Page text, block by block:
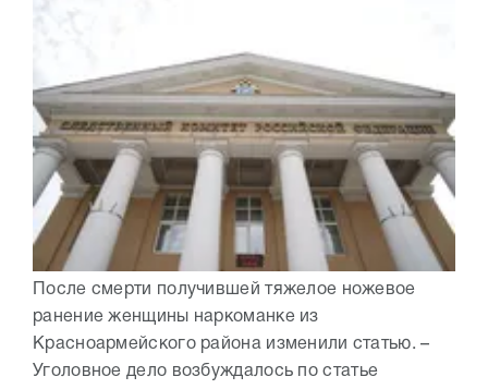
После смерти получившей тяжелое ножевое
ранение женщины наркоманке из
Красноармейского района изменили статью. –
Уголовное дело возбуждалось по статье